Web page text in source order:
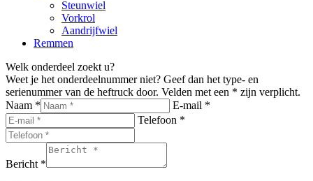
Steunwiel
Vorkrol
Aandrijfwiel
Remmen
Welk onderdeel zoekt u?
Weet je het onderdeelnummer niet? Geef dan het type- en
serienummer van de heftruck door. Velden met een * zijn verplicht.
Naam *
E-mail *
Telefoon *
Bericht *